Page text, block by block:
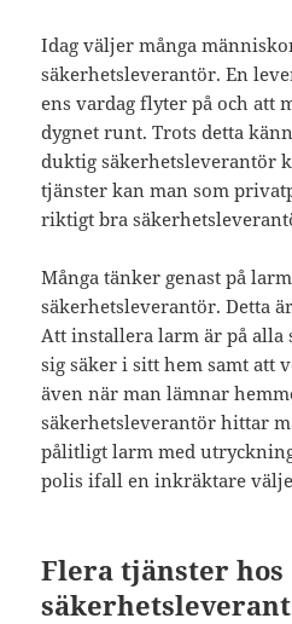
Idag väljer många
säkerhetsleverantör. En
ens vardag flyter på och att
dygnet runt. Trots detta
duktig säkerhetsleverantör
tjänster kan man som
riktigt bra
Många tänker genast på
säkerhetsleverantör. Detta
Att installera larm är på alla
sig säker i sitt hem samt att
även när man lämnar
säkerhetsleverantör hittar
pålitligt larm med
polis ifall en inkräktare
Flera tjänster hos